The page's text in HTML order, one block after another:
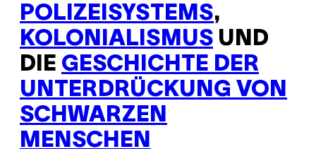
POLIZEISYSTEMS,
KOLONIALISMUS UND
DIE GESCHICHTE DER
UNTERDRÜCKUNG VON
SCHWARZEN
MENSCHEN